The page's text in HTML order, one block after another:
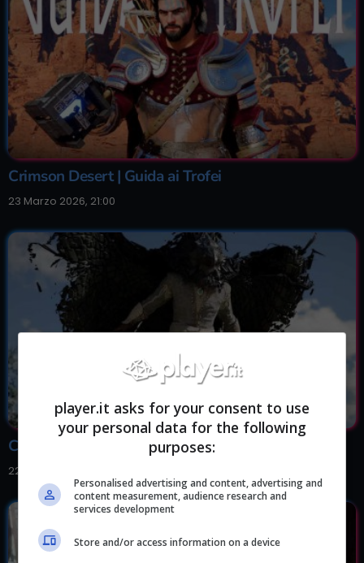
Crimson Desert | Guida ai Trofei
23 Marzo 2026, 21:00
Come ottenere abilità gratis in Crimson Desert
22 Marzo 2026, 21:00
player.it asks for your consent to use
your personal data for the following
purposes:
Personalised advertising and content, advertising and
content measurement, audience research and
services development
Store and/or access information on a device